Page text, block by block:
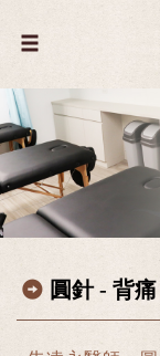
圓針 - 背痛